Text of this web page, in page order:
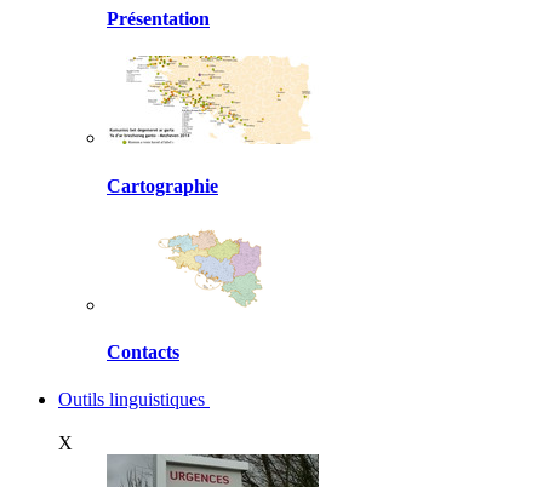
Présentation
Cartographie
Contacts
Outils linguistiques
X